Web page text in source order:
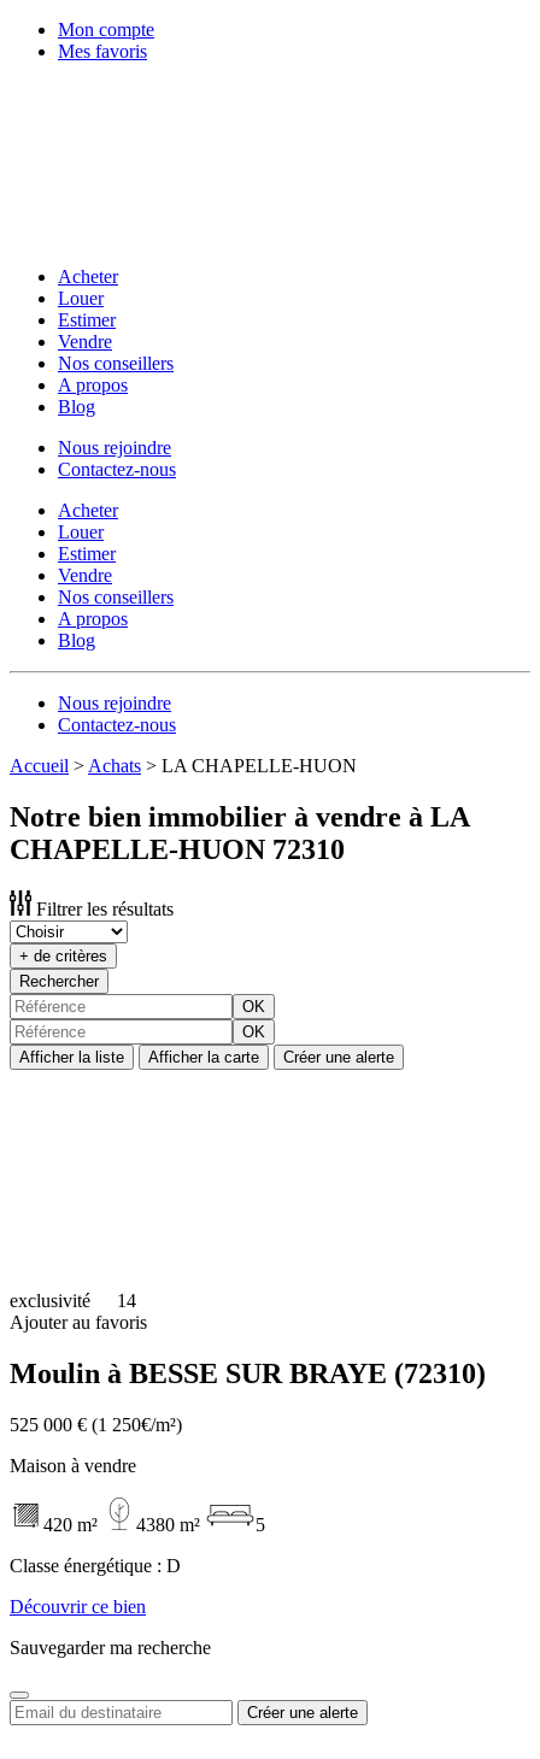
Mon compte
Mes favoris
Acheter
Louer
Estimer
Vendre
Nos conseillers
A propos
Blog
Nous rejoindre
Contactez-nous
Acheter
Louer
Estimer
Vendre
Nos conseillers
A propos
Blog
Nous rejoindre
Contactez-nous
Accueil > Achats > LA CHAPELLE-HUON
Notre bien immobilier à vendre à LA
CHAPELLE-HUON 72310
Filtrer les résultats
+ de critères
Rechercher
OK
OK
Afficher la liste
Afficher la carte Créer une alerte
exclusivité
14
Ajouter au favoris
Moulin à BESSE SUR BRAYE (72310)
525 000 € (1 250€/m²)
Maison à vendre
420 m² 4380 m²
5
Classe énergétique : D
Découvrir ce bien
Sauvegarder ma recherche